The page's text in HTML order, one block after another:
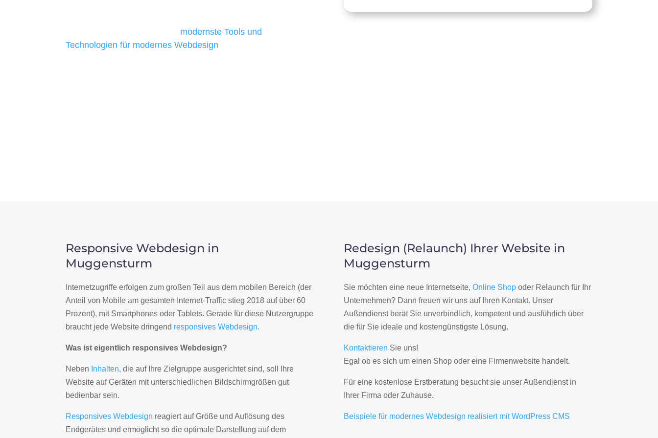
modernste Tools und
Technologien für modernes Webdesign
Responsive Webdesign in
Muggensturm
Internetzugriffe erfolgen zum großen Teil aus dem mobilen Bereich (der
Anteil von Mobile am gesamten Internet-Traffic stieg 2018 auf über 60
Prozent), mit Smartphones oder Tablets. Gerade für diese Nutzergruppe
braucht jede Website dringend responsives Webdesign.
Was ist eigentlich responsives Webdesign?
Neben Inhalten, die auf Ihre Zielgruppe ausgerichtet sind, soll Ihre
Website auf Geräten mit unterschiedlichen Bildschirmgrößen gut
bedienbar sein.
Responsives Webdesign reagiert auf Größe und Auflösung des
Endgerätes und ermöglicht so die optimale Darstellung auf dem
Redesign (Relaunch) Ihrer Website in
Muggensturm
Sie möchten eine neue Internetseite, Online Shopoder Relaunch für Ihr
Unternehmen? Dann freuen wir uns auf Ihren Kontakt. Unser
Außendienst berät Sie unverbindlich, kompetent und ausführlich über
die für Sie ideale und kostengünstigste Lösung.
Kontaktieren Sie uns!
Egal ob es sich um einen Shop oder eine Firmenwebsite handelt.
Für eine kostenlose Erstberatung besucht sie unser Außendienst in
Ihrer Firma oder Zuhause.
Beispiele für modernes Webdesign realisiert mit WordPress CMS